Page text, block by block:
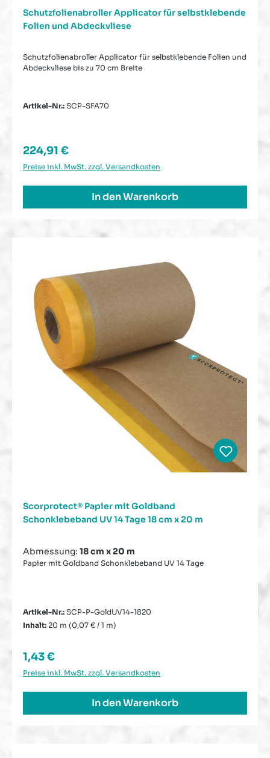
Schutzfolienabroller Applicator für selbstklebende
Folien und Abdeckvliese
Schutzfolienabroller Applicator für selbstklebende Folien und
Abdeckvliese bis zu 70 cm Breite
Artikel-Nr.: SCP-SFA70
Regulärer Preis:
224,91 €
Preise inkl. MwSt. zzgl. Versandkosten
In den Warenkorb
Scorprotect® Papier mit Goldband
Schonklebeband UV 14 Tage 18 cm x 20 m
Abmessung: 18 cm x 20 m
Papier mit Goldband Schonklebeband UV 14 Tage
Artikel-Nr.: SCP-P-GoldUV14-1820
Inhalt: 20 m (0,07 € / 1 m)
Regulärer Preis:
1,43 €
Preise inkl. MwSt. zzgl. Versandkosten
In den Warenkorb